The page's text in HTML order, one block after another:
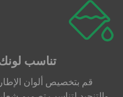
تناسب
قم بتخصيص ألوان الإطار